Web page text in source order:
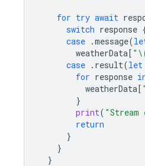
for try await
switch response
case .message(
weatherData[ "
case . result(let
for response
weatherData[ "
}
print( "Stream
return
}
}
}